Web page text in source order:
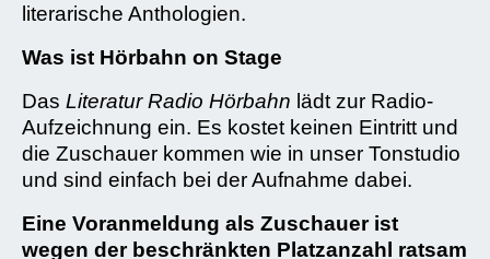
literarische Anthologien.
Was ist Hörbahn on Stage
Das Literatur Radio Hörbahn lädt zur Radio-
Aufzeichnung ein. Es kostet keinen Eintritt und
die Zuschauer kommen wie in unser Tonstudio
und sind einfach bei der Aufnahme dabei.
Eine Voranmeldung als Zuschauer ist
wegen der beschränkten Platzanzahl ratsam